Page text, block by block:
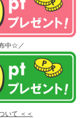
中☆／
いて ＜＜